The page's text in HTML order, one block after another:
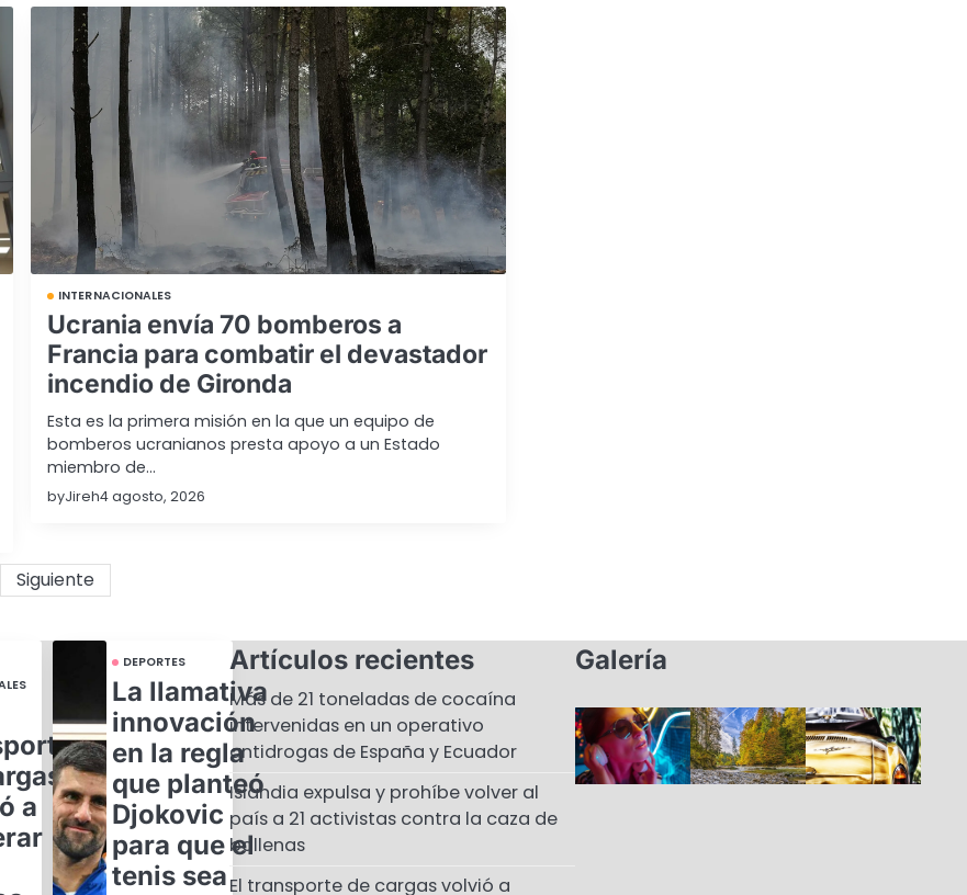
INTERNACIONALES
Ucrania envía 70 bomberos a
Francia para combatir el devastador
incendio de Gironda
Esta es la primera misión en la que un equipo de
bomberos ucranianos presta apoyo a un Estado
miembro de…
byJireh4 agosto, 2026
Siguiente
a
DEPORTES
La llamativa
innovación
en la regla
que planteó
Djokovic
para que el
tenis sea
Artículos recientes
Más de 21 toneladas de cocaína
intervenidas en un operativo
antidrogas de España y Ecuador
Islandia expulsa y prohíbe volver al
país a 21 activistas contra la caza de
ballenas
El transporte de cargas volvió a
Galería